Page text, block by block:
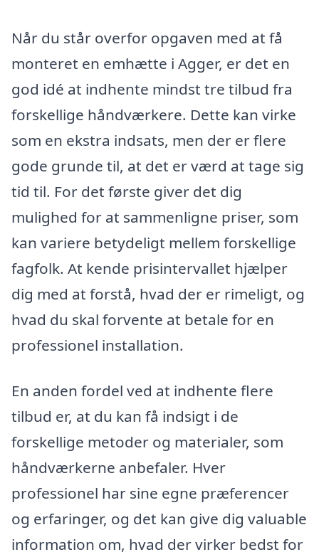
Når du står overfor opgaven med at få
monteret en emhætte i Agger, er det en
god idé at indhente mindst tre tilbud fra
forskellige håndværkere. Dette kan virke
som en ekstra indsats, men der er flere
gode grunde til, at det er værd at tage sig
tid til. For det første giver det dig
mulighed for at sammenligne priser, som
kan variere betydeligt mellem forskellige
fagfolk. At kende prisintervallet hjælper
dig med at forstå, hvad der er rimeligt, og
hvad du skal forvente at betale for en
professionel installation.
En anden fordel ved at indhente flere
tilbud er, at du kan få indsigt i de
forskellige metoder og materialer, som
håndværkerne anbefaler. Hver
professionel har sine egne præferencer
og erfaringer, og det kan give dig valuable
information om, hvad der virker bedst for